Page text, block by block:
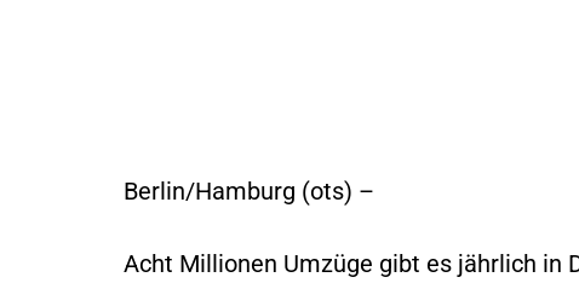
Berlin/Hamburg (ots) –
Acht Millionen Umzüge gibt es jährlich in